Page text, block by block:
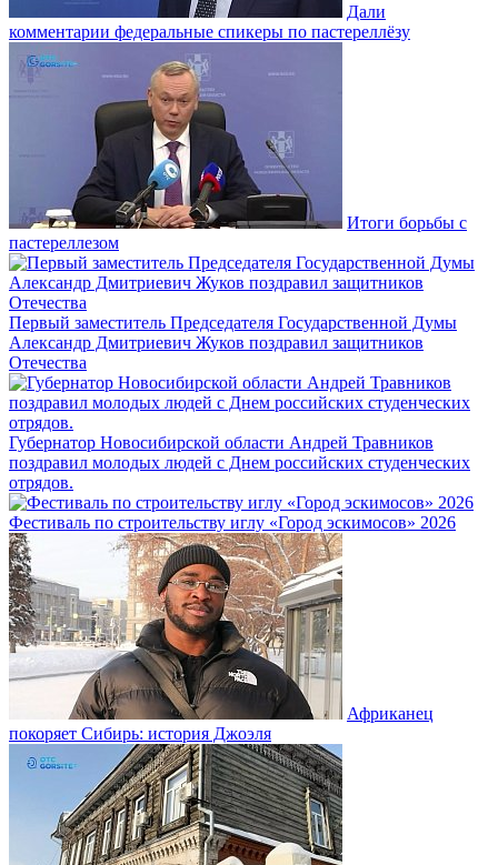
Дали
комментарии федеральные спикеры по пастереллёзу
Итоги борьбы с
пастереллезом
Первый заместитель Председателя Государственной Думы
Александр Дмитриевич Жуков поздравил защитников
Отечества
Губернатор Новосибирской области Андрей Травников
поздравил молодых людей с Днем российских студенческих
отрядов.
Фестиваль по строительству иглу «Город эскимосов» 2026
Африканец
покоряет Сибирь: история Джоэля